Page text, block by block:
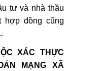
tư và nhà thầu
hợp đồng cũng
XÁC THỰC
MẠNG XÃ